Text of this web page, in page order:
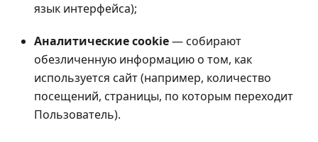
язык интерфейса);
Аналитические cookie— собирают
обезличенную информацию о том, как
используется сайт (например, количество
посещений, страницы, по которым переходит
Пользователь).